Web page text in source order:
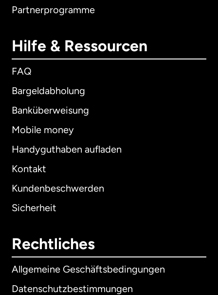
Partnerprogramme
Hilfe & Ressourcen
FAQ
Bargeldabholung
Banküberweisung
Mobile money
Handyguthaben aufladen
Kontakt
Kundenbeschwerden
Sicherheit
Rechtliches
Allgemeine Geschäftsbedingungen
Datenschutzbestimmungen